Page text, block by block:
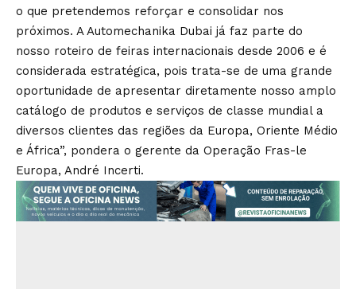
o que pretendemos reforçar e consolidar nos
próximos. A Automechanika Dubai já faz parte do
nosso roteiro de feiras internacionais desde 2006 e é
considerada estratégica, pois trata-se de uma grande
oportunidade de apresentar diretamente nosso amplo
catálogo de produtos e serviços de classe mundial a
diversos clientes das regiões da Europa, Oriente Médio
e África”, pondera o gerente da Operação Fras-le
Europa, André Incerti.